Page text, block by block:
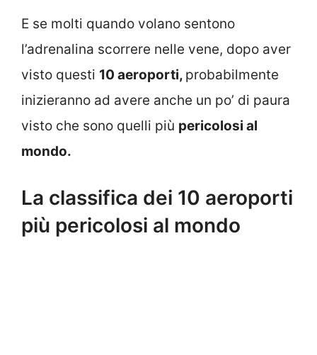
E se molti quando volano sentono
l’adrenalina scorrere nelle vene, dopo aver
visto questi 10 aeroporti, probabilmente
inizieranno ad avere anche un po’ di paura
visto che sono quelli più pericolosi al
mondo.
La classifica dei 10 aeroporti
più pericolosi al mondo